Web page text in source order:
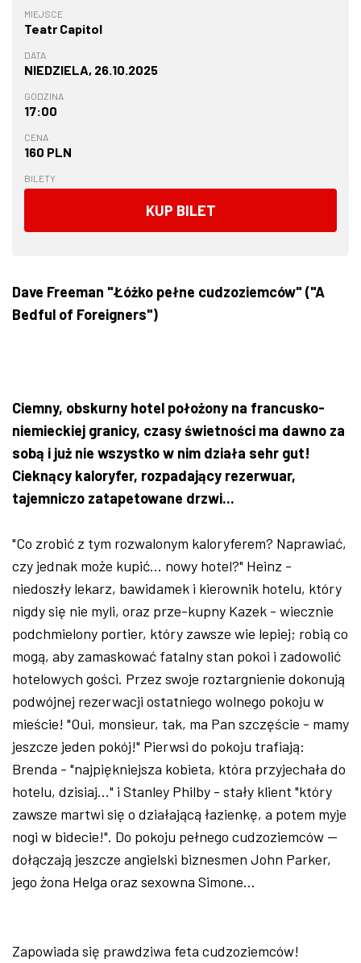
MIEJSCE
Teatr Capitol
DATA
NIEDZIELA, 26.10.2025
GODZINA
17:00
CENA
160 PLN
BILETY
KUP BILET
Dave Freeman "Łóżko pełne cudzoziemców" ("A
Bedful of Foreigners")
Ciemny, obskurny hotel położony na francusko-
niemieckiej granicy, czasy świetności ma dawno za
sobą i już nie wszystko w nim działa sehr gut!
Cieknący kaloryfer, rozpadający rezerwuar,
tajemniczo zatapetowane drzwi...
"Co zrobić z tym rozwalonym kaloryferem? Naprawiać,
czy jednak może kupić... nowy hotel?" Heinz -
niedoszły lekarz, bawidamek i kierownik hotelu, który
nigdy się nie myli, oraz prze-kupny Kazek - wiecznie
podchmielony portier, który zawsze wie lepiej; robią co
mogą, aby zamaskować fatalny stan pokoi i zadowolić
hotelowych gości. Przez swoje roztargnienie dokonują
podwójnej rezerwacji ostatniego wolnego pokoju w
mieście! "Oui, monsieur, tak, ma Pan szczęście - mamy
jeszcze jeden pokój!" Pierwsi do pokoju trafiają:
Brenda - "najpiękniejsza kobieta, która przyjechała do
hotelu, dzisiaj..." i Stanley Philby - stały klient "który
zawsze martwi się o działającą łazienkę, a potem myje
nogi w bidecie!". Do pokoju pełnego cudzoziemców --
dołączają jeszcze angielski biznesmen John Parker,
jego żona Helga oraz sexowna Simone...
Zapowiada się prawdziwa feta cudzoziemców!